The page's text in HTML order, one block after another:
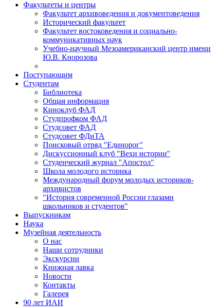
Факультеты и центры
Факультет архивоведения и документоведения
Исторический факультет
Факультет востоковедения и социально-
коммуникативных наук
Учебно-научный Мезоамериканский центр имени
Ю.В. Кнорозова
Поступающим
Студентам
Библиотека
Общая информация
Киноклуб ФАД
Студпрофком ФАД
Студсовет ФАД
Студсовет ФДиТА
Поисковый отряд "Единорог"
Дискуссионный клуб "Вехи истории"
Студенческий журнал "Апостол"
Школа молодого историка
Международный форум молодых историков-
архивистов
"История современной России глазами
школьников и студентов"
Выпускникам
Наука
Музейная деятельность
О нас
Наши сотрудники
Экскурсии
Книжная лавка
Новости
Контакты
Галерея
90 лет ИАИ